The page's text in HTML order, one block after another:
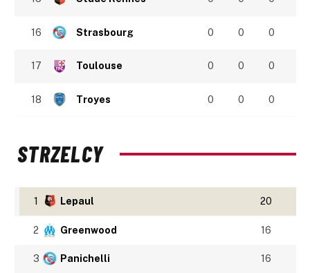
16 Strasbourg 0 0 0
17 Toulouse 0 0 0
18 Troyes 0 0 0
STRZELCY
1 Lepaul 20
2 Greenwood 16
3 Panichelli 16